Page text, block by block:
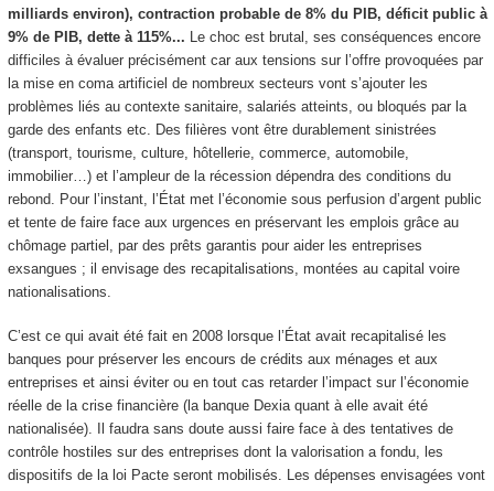
milliards environ), contraction probable de 8% du PIB, déficit public à
9% de PIB, dette à 115%... Le choc est brutal, ses conséquences encore
difficiles à évaluer précisément car aux tensions sur l’offre provoquées par
la mise en coma artificiel de nombreux secteurs vont s’ajouter les
problèmes liés au contexte sanitaire, salariés atteints, ou bloqués par la
garde des enfants etc. Des filières vont être durablement sinistrées
(transport, tourisme, culture, hôtellerie, commerce, automobile,
immobilier…) et l’ampleur de la récession dépendra des conditions du
rebond. Pour l’instant, l’État met l’économie sous perfusion d’argent public
et tente de faire face aux urgences en préservant les emplois grâce au
chômage partiel, par des prêts garantis pour aider les entreprises
exsangues ; il envisage des recapitalisations, montées au capital voire
nationalisations.
C’est ce qui avait été fait en 2008 lorsque l’État avait recapitalisé les
banques pour préserver les encours de crédits aux ménages et aux
entreprises et ainsi éviter ou en tout cas retarder l’impact sur l’économie
réelle de la crise financière (la banque Dexia quant à elle avait été
nationalisée). Il faudra sans doute aussi faire face à des tentatives de
contrôle hostiles sur des entreprises dont la valorisation a fondu, les
dispositifs de la loi Pacte seront mobilisés. Les dépenses envisagées vont